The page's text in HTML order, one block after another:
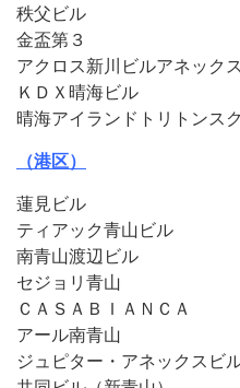
秩父ビル　　　　　
金盃第３　　　　　　
アクロス新川ビルアネ
ＫＤＸ晴海ビル　　
晴海アイランドトリ
（港区）
蓮見ビル　　　　　　
ティアック青山ビル　
南青山渡辺ビル　　
セジョリ青山　　　　
ＣＡＳＡＢＩＡＮＣ
アール南青山　　　
ジュピター・アネッ